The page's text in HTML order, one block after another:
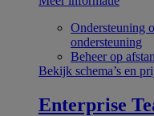
Ondersteuning
ondersteuning
Beheer op
Bekijk schema’s en
Enterprise